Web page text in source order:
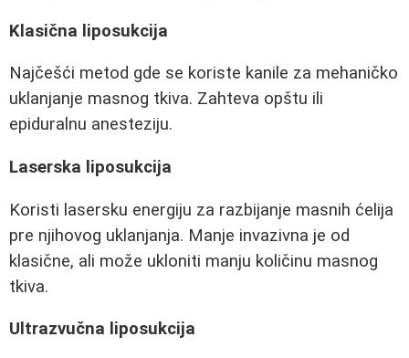
Klasična liposukcija
Najčešći metod gde se koriste kanile za mehaničko
uklanjanje masnog tkiva. Zahteva opštu ili
epiduralnu anesteziju.
Laserska liposukcija
Koristi lasersku energiju za razbijanje masnih ćelija
pre njihovog uklanjanja. Manje invazivna je od
klasične, ali može ukloniti manju količinu masnog
tkiva.
Ultrazvučna liposukcija